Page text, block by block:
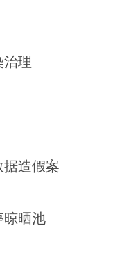
理
造假案
晾晒池